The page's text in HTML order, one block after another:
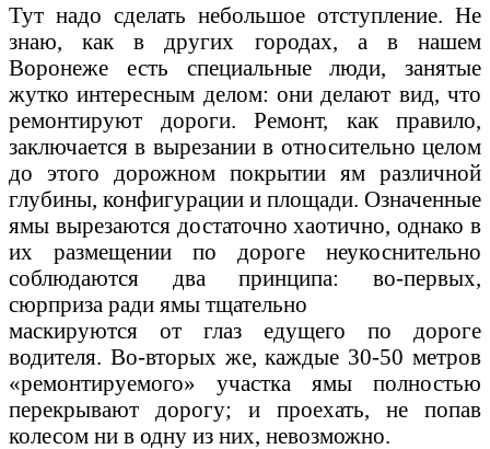
Тут надо сделать небольшое отступление. Не
знаю, как в других городах, а в нашем
Воронеже есть специальные люди, занятые
жутко интересным делом: они делают вид, что
ремонтируют дороги. Ремонт, как правило,
заключается в вырезании в относительно целом
до этого дорожном покрытии ям различной
глубины, конфигурации и площади. Означенные
ямы вырезаются достаточно хаотично, однако в
их размещении по дороге неукоснительно
соблюдаются два принципа: во-первых,
сюрприза ради ямы тщательно
маскируются от глаз едущего по дороге
водителя. Во-вторых же, каждые 30-50 метров
«ремонтируемого» участка ямы полностью
перекрывают дорогу; и проехать, не попав
колесом ни в одну из них, невозможно.